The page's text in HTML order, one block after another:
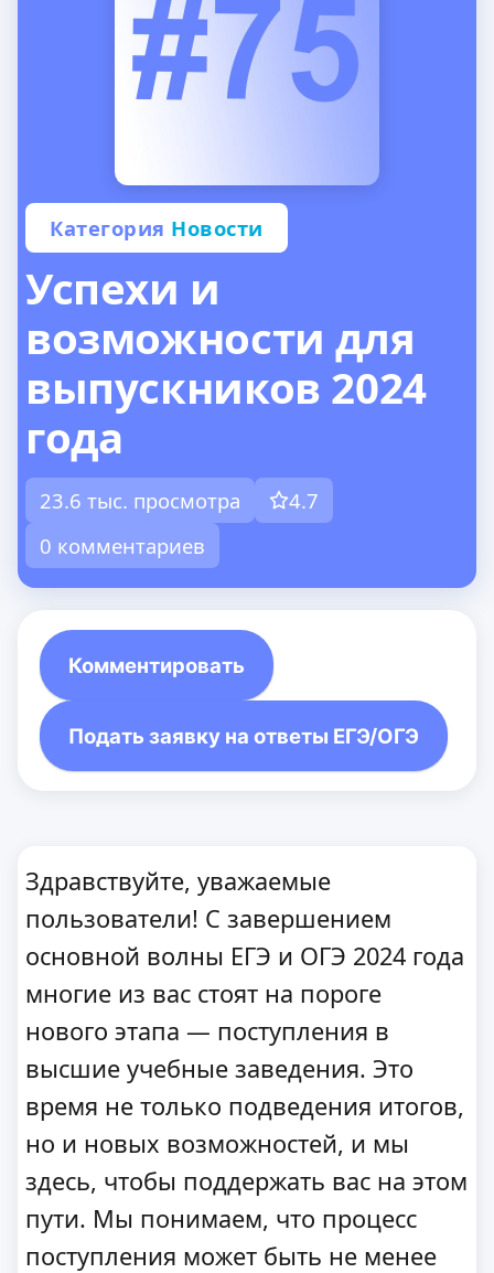
Категория Новости
Успехи и
возможности для
выпускников 2024
года
23.6 тыс. просмотра
4.7
0 комментариев
Комментировать
Подать заявку на ответы ЕГЭ/ОГЭ
Здравствуйте, уважаемые
пользователи! С завершением
основной волны ЕГЭ и ОГЭ 2024 года
многие из вас стоят на пороге
нового этапа — поступления в
высшие учебные заведения. Это
время не только подведения итогов,
но и новых возможностей, и мы
здесь, чтобы поддержать вас на этом
пути. Мы понимаем, что процесс
поступления может быть не менее